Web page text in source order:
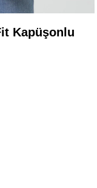
Kapüşonlu